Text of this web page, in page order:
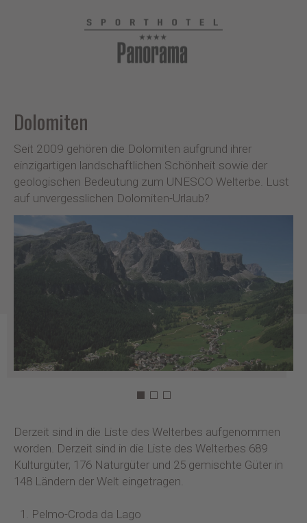
Dolomiten
Seit 2009 gehören die Dolomiten aufgrund ihrer
einzigartigen landschaftlichen Schönheit sowie der
geologischen Bedeutung zum UNESCO Welterbe. Lust
auf unvergesslichen Dolomiten-Urlaub?
Derzeit sind in die Liste des Welterbes aufgenommen
worden. Derzeit sind in die Liste des Welterbes 689
Kulturgüter, 176 Naturgüter und 25 gemischte Güter in
148 Ländern der Welt eingetragen.
Pelmo-Croda da Lago